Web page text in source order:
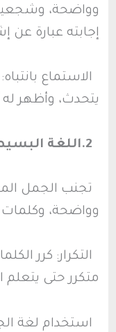
وواضحة، وشجعيه
إجابته عبارة عن
الاستماع
يتحدث، وأظهر
تجنب الجمل
وواضحة،
التكرار: كرر
متكرر حتى
استخدام لغة